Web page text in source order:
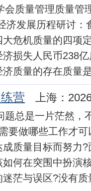
会质量管理质量管
济发展历程研讨：
危机质量的四项
损失人民币238
质量的存在质量
营 上海：
题总是一片茫然，
要做哪些工作才
质量目标而努力
何在突围中扮演
茫与误区?没有